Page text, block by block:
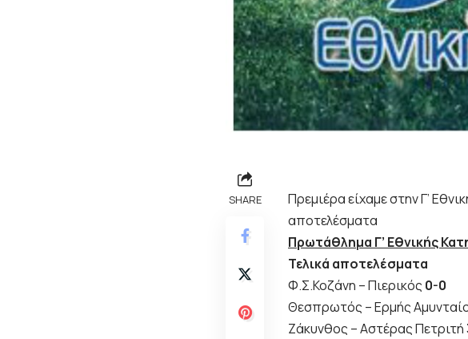
SHARE
Πρεμιέρα είχαμε στην Γ’
αποτελέσματα
Πρωτάθλημα Γ’ Εθνικής
Τελικά αποτελέσματα
Φ.Σ.Κοζάνη – Πιερικός 0-0
Θεσπρωτός – Ερμής
Ζάκυνθος – Αστέρας Πετριτή